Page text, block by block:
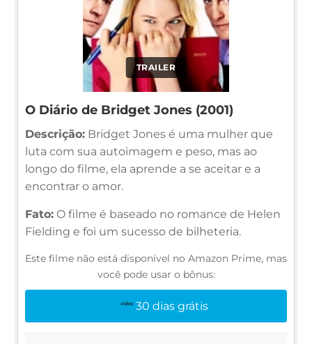
TRAILER
O Diário de Bridget Jones (2001)
Descrição: Bridget Jones é uma mulher que
luta com sua autoimagem e peso, mas ao
longo do filme, ela aprende a se aceitar e a
encontrar o amor.
Fato: O filme é baseado no romance de Helen
Fielding e foi um sucesso de bilheteria.
Este filme não está disponível no Amazon Prime, mas
você pode usar o bônus:
30 dias grátis